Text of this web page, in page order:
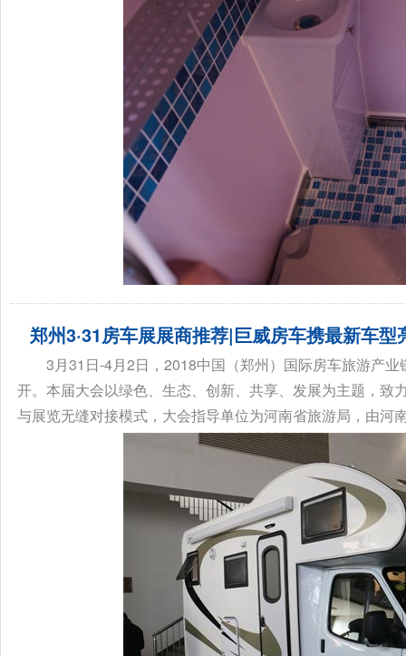
郑州3·31房车展展商推荐|巨威房车携最新车型
3月31日-4月2日，2018中国（郑州）国际房车旅游产
开。本届大会以绿色、生态、创新、共享、发展为主题，
与展览无缝对接模式，大会指导单位为河南省旅游局，由河